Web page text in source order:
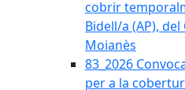
cobrir
Bidell/a (AP),
Moianès
83_2026
per a la